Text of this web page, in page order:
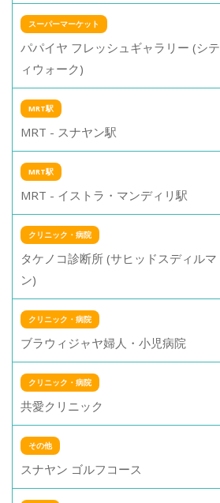
スーパーマーケット
パパイヤ フレッシュギャラリー (シテ
ィウォーク)
MRT駅
MRT - スナヤン駅
MRT駅
MRT - イストラ・マンディリ駅
クリニック・病院
タケノコ診断所 (サヒッドスディルマ
ン)
クリニック・病院
ブラウィジャヤ婦人・小児病院
クリニック・病院
共愛クリニック
その他
スナヤン ゴルフコース